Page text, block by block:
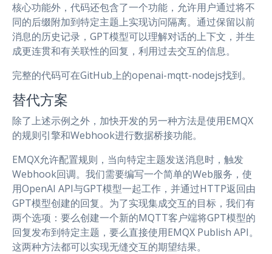
核心功能外，代码还包含了一个功能，允许用户通过将不
同的后缀附加到特定主题上实现访问隔离。通过保留以前
消息的历史记录，GPT模型可以理解对话的上下文，并生
成更连贯和有关联性的回复，利用过去交互的信息。
完整的代码可在GitHub上的openai-mqtt-nodejs找到。
替代方案
除了上述示例之外，加快开发的另一种方法是使用EMQX
的规则引擎和Webhook进行数据桥接功能。
EMQX允许配置规则，当向特定主题发送消息时，触发
Webhook回调。我们需要编写一个简单的Web服务，使
用OpenAI API与GPT模型一起工作，并通过HTTP返回由
GPT模型创建的回复。为了实现集成交互的目标，我们有
两个选项：要么创建一个新的MQTT客户端将GPT模型的
回复发布到特定主题，要么直接使用EMQX Publish API。
这两种方法都可以实现无缝交互的期望结果。